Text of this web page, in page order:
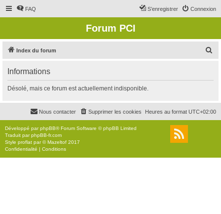
FAQ Connexion
S’enregistrer
Forum PCI
Index du forum
r
c
r
Informations
Désolé, mais ce forum est actuellement indisponible.
Heures au format UTC+02:00
Supprimer les cookies
Nous contacter
Développé parphpBB® Forum Software © phpBB Limited
Traduit parphpBB-fr.com
Style proflat par ©Mazeltof 2017
Confidentialité | Conditions